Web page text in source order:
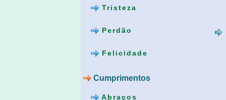
Tristeza
Perdão
Felicidade
Cumprimentos
Abraços